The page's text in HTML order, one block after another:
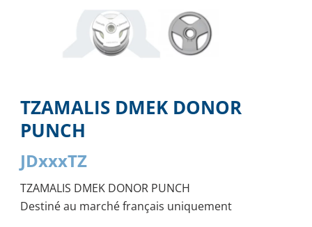
TZAMALIS DMEK DONOR
PUNCH
JDxxxTZ
TZAMALIS DMEK DONOR PUNCH
Destiné au marché français uniquement